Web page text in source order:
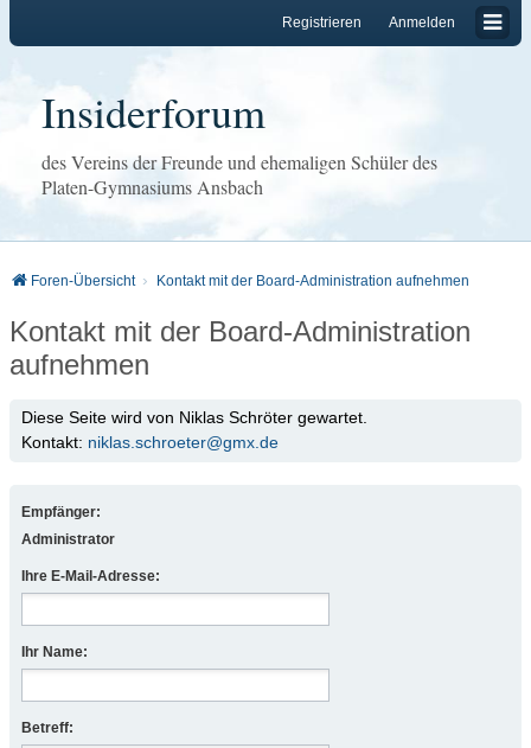
Anmelden
Registrieren
Insiderforum
des Vereins der Freunde und ehemaligen Schüler des
Platen-Gymnasiums Ansbach
Foren-Übersicht Kontakt mit der Board-Administration aufnehmen
Kontakt mit der Board-Administration
aufnehmen
Diese Seite wird von Niklas Schröter gewartet.
Kontakt: niklas.schroeter@gmx.de
Empfänger:
Administrator
Ihre E-Mail-Adresse:
Ihr Name:
Betreff: